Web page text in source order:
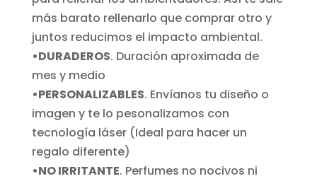
más barato rellenarlo que comprar otro y
juntos reducimos el impacto ambiental.
•DURADEROS. Duración aproximada de
mes y medio
•PERSONALIZABLES. Envíanos tu diseño o
imagen y te lo pesonalizamos con
tecnología láser (Ideal para hacer un
regalo diferente)
•NO IRRITANTE. Perfumes no nocivos ni